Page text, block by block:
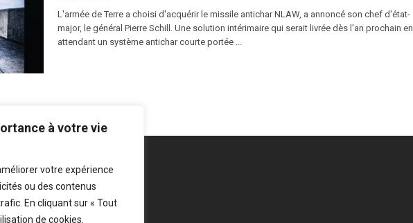
à votre vie
votre expérience
ou des contenus
En cliquant sur « Tout
de cookies.
L'armée de Terre a choisi d'acquérir le missile antichar NLAW, a annoncé son chef d'état-
major, le général Pierre Schill. Une solution intérimaire qui serait livrée dès l'an prochain en
attendant un système antichar courte portée ...